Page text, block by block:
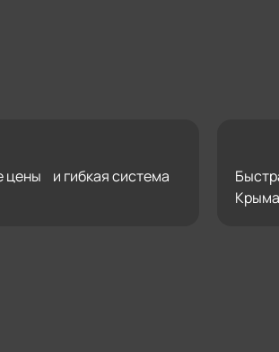
цены и гибкая система
Крыма